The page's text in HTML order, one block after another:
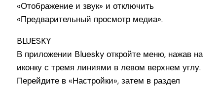
«Отображение и звук» и отключить
«Предварительный просмотр медиа».
BLUESKY
В приложении Bluesky откройте меню, нажав на
иконку с тремя линиями в левом верхнем углу.
Перейдите в «Настройки», затем в раздел